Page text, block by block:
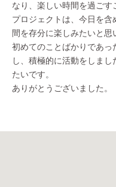
なり、楽しい時間を過ごす
プロジェクトは、今日を
間を存分に楽しみたいと思
初めてのことばかりであっ
し、積極的に活動をしま
たいです。
ありがとうございました。